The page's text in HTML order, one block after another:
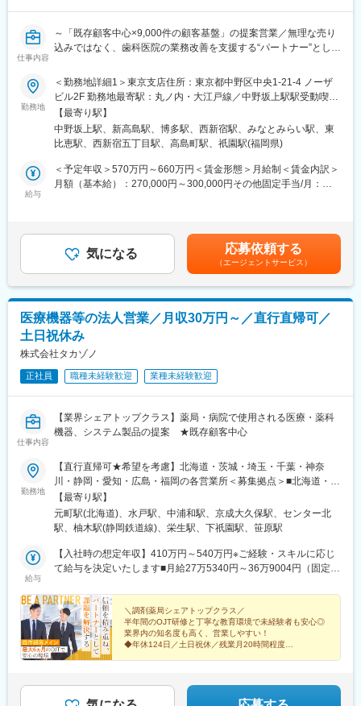
様に向き合う時間が増え、患者様への貢献につながります。
・医療の最前線で働く方からの信頼と期待に応え、感謝される瞬
間は、日本の医療を支える存在であることを実感します。
ら配属後に担当エリアを決定します。
・電子カルテ
・会計システム
・予約管理システム 等
※商品・サービス単価は30万～約300万と、様々な製品がありま
す。
■入社後のフォロー体制：
・入社後1ヶ月は座学研修にて、医療業界の基礎知識や自社製品に
■働き方：
・残業30h程度（残業代100％支給・みなし残業ではありません）
└ご自身のスケジュールに合わせて、仕事とプライベートの両立
がしやすい環境です。
・有給取得率：71.9%(2024年度実績)
・女性だけでなく男性の育児休暇取得も推進
■当社について：
1979年に歯科用レセプトシステムのソフトウェアメーカーとして
創業。同社製品の研究開発から販売・保守、導入サポートまでを
一貫して手掛ける歯科医療情報システムの総合ソフトウェアメー
カーです。全国の歯科医院数は約67,089件です（厚生労働省 医療
変更の範囲：会社の定める業務
仕事内容
～「既存顧客中心×9,000件の顧客基盤」の提案営業／無理な売り
込みではなく、歯科医院の業務改善を支援する“パートナー”として
賞与年3回・インセンティブ・残業代1分単位支給など、風通しの
良い社風のもと、安心して長く働ける環境が整っています。
■仕事内容
医療現場のDXを支える仕事です。
販売代理店や既存取引のある歯科医院を中心に、自社製品である
歯科向け医療用システム（電子カルテ・会計・予約管理等）の提
案営業をお任せします。
■具体的な業務内容
・販売代理店への定期訪問・関係構築、新規顧客情報の獲得
・歯科医院へのヒアリング、製品提案～契約
・既存顧客への定期訪問・追加提案
※導入後の操作説明・サポートはインストラクターが担当。営業は
顧客フォローと信頼関係構築に専念できる体制
■サービスの強み
・歯科医院ごとの課題に合わせたカスタマイズ提案が可能
・営業・インストラクター・システムサービスの分業体制で高品
質なサポートを実現
■入社後のフォロー
・その後：OJTとして営業同行・ロールプレイングを実施（目安2
～3ヶ月）
※社員同士の距離が近く、相談しやすい環境です。
未経験の方でも、段階的に独り立ちできる育成体制を整えていま
す。
■働き方
・残業月30時間（みなし残業なし）
・平均有給休暇取得日数：12.1日（取得率68.5％／2025年度実
績）
・男女育児休暇取得実績あり
■安心感のある報酬・評価制度
・賞与年3回支給
・残業代100％支給
勤務地
＜勤務地詳細1＞東京支店住所：東京都中野区中央1-21-4 ノーザ
ビル2F 勤務地最寄駅：丸ノ内・大江戸線／中野坂上駅駅受動喫煙
対策：屋内全面禁煙＜勤務地詳細2＞神奈川支店住所：神奈川県横
浜市西区みなとみらい4-6-5 リーフみなとみらい 2F勤務地最寄
駅：みなとみらい線線／みなとみらい駅駅受動喫煙対策：屋内全
東3-1-1 ZENNO筑紫通ビル 8F勤務地最寄駅：JR／地下鉄福岡空
港線／博多駅駅受動喫煙対策：屋内全面禁煙変更の範囲：会社の
【最寄り駅】
中野坂上駅、新高島駅、博多駅、西新宿駅、みなとみらい駅、東
比恵駅、西新宿五丁目駅、高島町駅、祇園駅(福岡県)
給与
＜予定年収＞570万円～660万円＜賃金形態＞月給制＜賃金内訳＞
月額（基本給）：270,000円～300,000円その他固定手当/月：
を基に判断致します※残業代は100％支給、みなし残業の設定はあ
りません【その他手当】■インセンティブ手当 ■時間外手当 ■
直行直帰手当 ■出張手当 ■役職手当 ■職務手当 ■休日出勤手
当賃金はあくまでも目安の金額であり、選考を通じて上下する可
能性があります。月給(月額)は固定手当を含めた表記です。
気になる 応募依頼する
（エージェントサービス）
医療機器等の法人営業／月収30万円～／直行直帰可／
土日祝休み
株式会社タカゾノ
正社員 職種未経験歓迎 業種未経験歓迎
仕事内容
【業界シェアトップクラス】薬局・病院で使用される医療・薬科
機器、システム製品の提案 ★既存顧客中心
勤務地
【直行直帰可★希望を考慮】北海道・茨城・埼玉・千葉・神奈
川・静岡・愛知・広島・福岡の各営業所＜募集拠点＞■北海道・東
北…北海道■関東…茨城・埼玉・千葉・神奈川■東海…静岡・愛知
■中国…広島■九州…福岡※U・Iターン支援あり！遠方の場合、一
部面接交通費支給（役員面接時）※受動喫煙対策：あり（就業時間
ください。
【最寄り駅】
元町駅(北海道)、水戸駅、中浦和駅、京成大久保駅、センター北
駅、柚木駅(静岡鉄道線)、栄生駅、下祇園駅、笹原駅
給与
【入社時の想定年収】410万円～540万円※ご経験・スキルに応じ
て給与を決定いたします■月給27万5340円～36万9004円（固定残
分を、月3万7220円～月4万9880円支給※上記を超える時間外労働
分は追加で支給※ご経験・スキルに応じて給与を決定いたします
【経験に応じた月給モデル】・月給28万円（26歳／業界未経験
者）・月給30万円（28歳／業界経験者）【先輩たちの年収例】・
年収500万円（33歳／入社4年目）・年収450万円（28歳／入社3
＼調剤薬局シェアトップクラス／
半年間のOJT研修と丁寧な教育環境で未経験者も安心◎
業界内の知名度も高く、営業しやすい！
◆年休124日／土日祝休／残業月20時間程度